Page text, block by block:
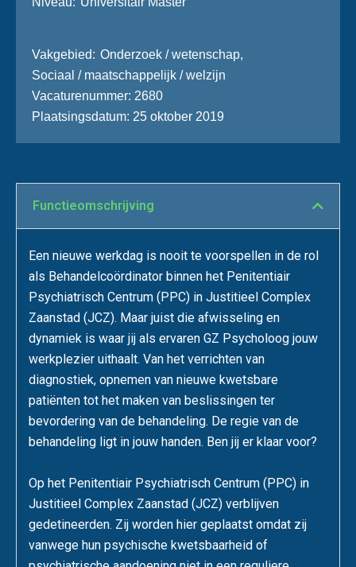
Vakgebied Onderzoek / wetenschap,
Sociaal / maatschappelijk / welzijn
Vacaturenummer 2680
Plaatsingsdatum 25 oktober 2019
Functie­omschrijving
Een nieuwe werkdag is nooit te voorspellen in de rol
als Behandelcoördinator binnen het Penitentiair
Psychiatrisch Centrum (PPC) in Justitieel Complex
Zaanstad (JCZ). Maar juist die afwisseling en
dynamiek is waar jij als ervaren GZ Psycholoog jouw
werkplezier uithaalt. Van het verrichten van
diagnostiek, opnemen van nieuwe kwetsbare
patiënten tot het maken van beslissingen ter
bevordering van de behandeling. De regie van de
behandeling ligt in jouw handen. Ben jij er klaar voor?
Op het Penitentiair Psychiatrisch Centrum (PPC) in
Justitieel Complex Zaanstad (JCZ) verblijven
gedetineerden. Zij worden hier geplaatst omdat zij
vanwege hun psychische kwetsbaarheid of